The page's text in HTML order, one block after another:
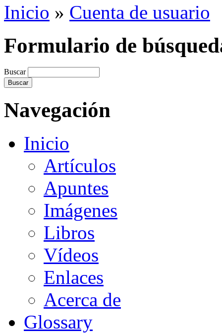
Inicio » Cuenta de usuario
Formulario de
Buscar
Navegación
Inicio
Artículos
Apuntes
Imágenes
Libros
Vídeos
Enlaces
Acerca de
Glossary